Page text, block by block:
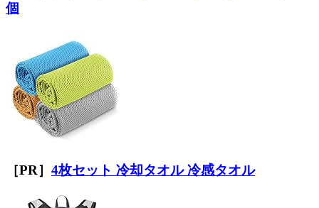
個
［PR］ 4枚セット 冷却タオル 冷感タオル